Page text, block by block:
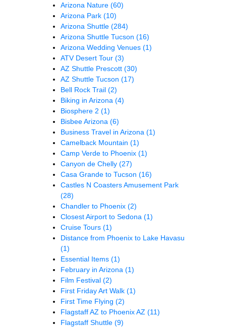
Arizona Nature (60)
Arizona Park (10)
Arizona Shuttle (284)
Arizona Shuttle Tucson (16)
Arizona Wedding Venues (1)
ATV Desert Tour (3)
AZ Shuttle Prescott (30)
AZ Shuttle Tucson (17)
Bell Rock Trail (2)
Biking in Arizona (4)
Biosphere 2 (1)
Bisbee Arizona (6)
Business Travel in Arizona (1)
Camelback Mountain (1)
Camp Verde to Phoenix (1)
Canyon de Chelly (27)
Casa Grande to Tucson (16)
Castles N Coasters Amusement Park
(28)
Chandler to Phoenix (2)
Closest Airport to Sedona (1)
Cruise Tours (1)
Distance from Phoenix to Lake Havasu
(1)
Essential Items (1)
February in Arizona (1)
Film Festival (2)
First Friday Art Walk (1)
First Time Flying (2)
Flagstaff AZ to Phoenix AZ (11)
Flagstaff Shuttle (9)